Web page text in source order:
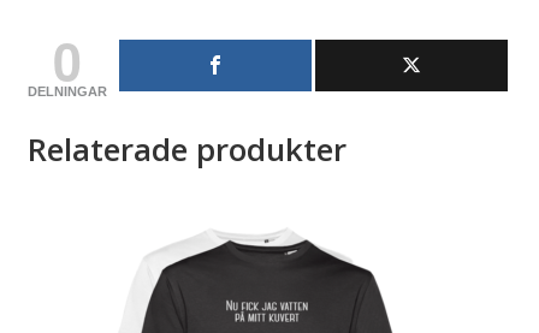
0
DELNINGAR
Relaterade produkter